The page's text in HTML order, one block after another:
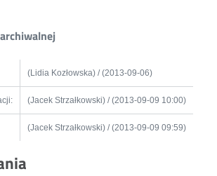
(Lidia Kozłowska) / (2013-09-06)
(Jacek Strzałkowski) / (2013-09-09 10:00)
(Jacek Strzałkowski) / (2013-09-09 09:59)